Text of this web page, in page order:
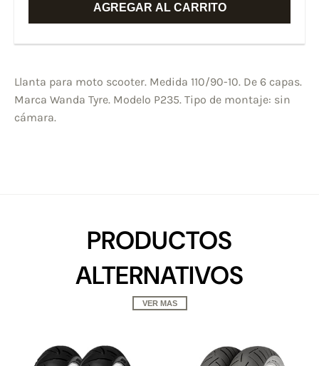
AGREGAR AL CARRITO
Llanta para moto scooter. Medida 110/90-10. De 6 capas.
Marca Wanda Tyre. Modelo P235. Tipo de montaje: sin
cámara.
PRODUCTOS
ALTERNATIVOS
VER MAS